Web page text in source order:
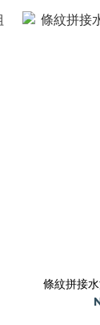
條紋拼接